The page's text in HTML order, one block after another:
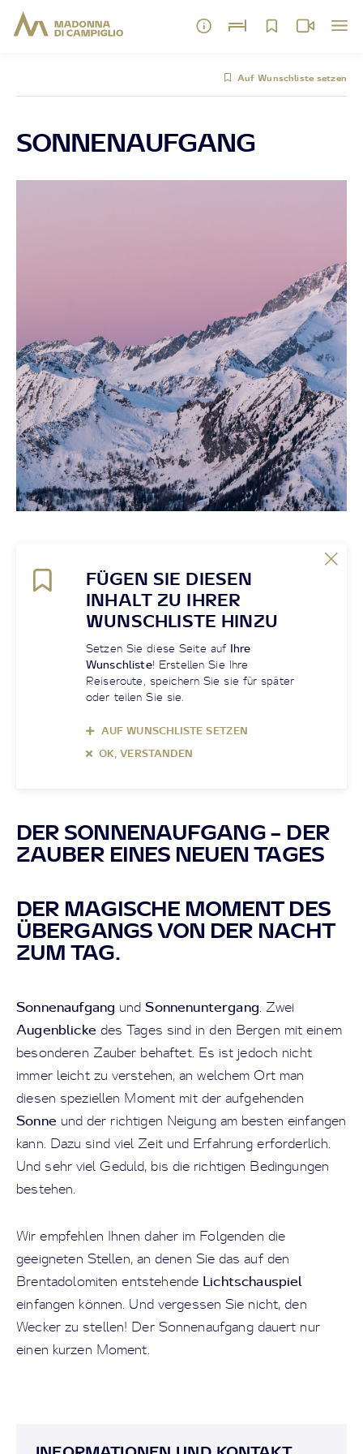
Auf Wunschliste setzen
SONNENAUFGANG
FÜGEN SIE DIESEN
INHALT ZU IHRER
WUNSCHLISTE HINZU
Setzen Sie diese Seite auf Ihre
Wunschliste! Erstellen Sie Ihre
Reiseroute, speichern Sie sie für später
oder teilen Sie sie.
AUF WUNSCHLISTE SETZEN
OK, VERSTANDEN
DER SONNENAUFGANG – DER
ZAUBER EINES NEUEN TAGES
DER MAGISCHE MOMENT DES
ÜBERGANGS VON DER NACHT
ZUM TAG.
Sonnenaufgang undSonnenuntergang. Zwei
Augenblicke des Tages sind in den Bergen mit einem
besonderen Zauber behaftet. Es ist jedoch nicht
immer leicht zu verstehen, an welchem Ort man
diesen speziellen Moment mit der aufgehenden
Sonne und der richtigen Neigung am besten einfangen
kann. Dazu sind viel Zeit und Erfahrung erforderlich.
Und sehr viel Geduld, bis die richtigen Bedingungen
bestehen.
Wir empfehlen Ihnen daher im Folgenden die
geeigneten Stellen, an denen Sie das auf den
Brentadolomiten entstehende Lichtschauspiel
einfangen können. Und vergessen Sie nicht, den
Wecker zu stellen! Der Sonnenaufgang dauert nur
einen kurzen Moment.